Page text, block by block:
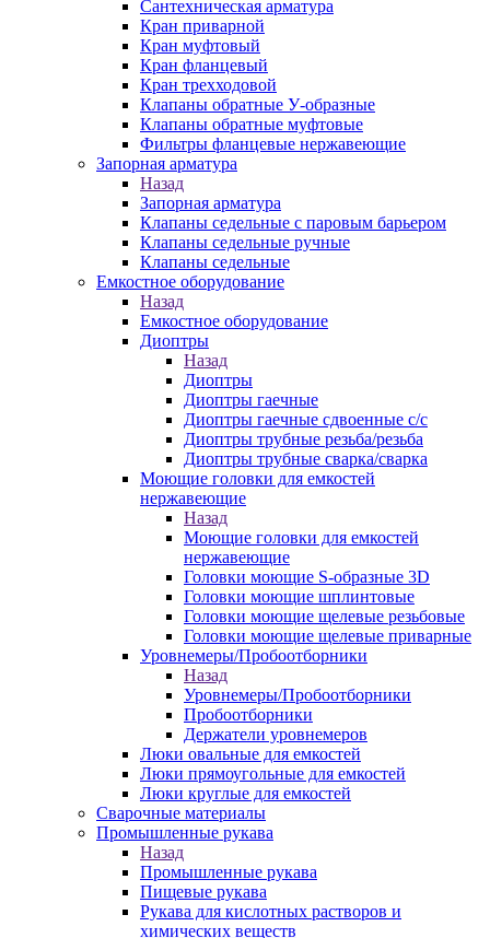
Сантехническая арматура
Кран приварной
Кран муфтовый
Кран фланцевый
Кран трехходовой
Клапаны обратные У-образные
Клапаны обратные муфтовые
Фильтры фланцевые нержавеющие
Запорная арматура
Назад
Запорная арматура
Клапаны седельные с паровым барьером
Клапаны седельные ручные
Клапаны седельные
Емкостное оборудование
Назад
Емкостное оборудование
Диоптры
Назад
Диоптры
Диоптры гаечные
Диоптры гаечные сдвоенные c/c
Диоптры трубные резьба/резьба
Диоптры трубные сварка/сварка
Моющие головки для емкостей
нержавеющие
Назад
Моющие головки для емкостей
нержавеющие
Головки моющие S-образные 3D
Головки моющие шплинтовые
Головки моющие щелевые резьбовые
Головки моющие щелевые приварные
Уровнемеры/Пробоотборники
Назад
Уровнемеры/Пробоотборники
Пробоотборники
Держатели уровнемеров
Люки овальные для емкостей
Люки прямоугольные для емкостей
Люки круглые для емкостей
Сварочные материалы
Промышленные рукава
Назад
Промышленные рукава
Пищевые рукава
Рукава для кислотных растворов и
химических веществ